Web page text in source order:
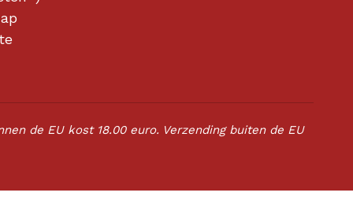
de EU kost 18.00 euro. Verzending buiten de EU